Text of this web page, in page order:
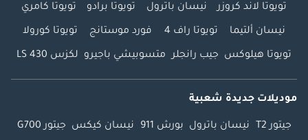
تويوتا لاند كروزر نيسان باترول تويوتا برادو تويوتا كامري
نيسان ألتيما تويوتا راف 4 فورد موستانج تويوتا كورولا
تويوتا هيلوكس جيب رانجلر متسوبيشي باجيرو لكزس LS 430
موديلات جديدة شعبية
جيتور T2 نيسان باترول بورش 911 نيسان كيكس جيتور G700